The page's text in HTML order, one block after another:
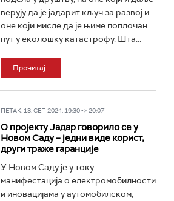
верују да је јадарит кључ за развој и
оне који мисле да је њиме поплочан
пут у еколошку катастрофу. Шта...
Прочитај
ПЕТАК, 13. СЕП 2024, 19:30 -> 20:07
О пројекту Јадар говорило се у
Новом Саду – једни виде корист,
други траже гаранције
У Новом Саду је у току
манифестација о електромобилности
и иновацијама у аутомобилском,